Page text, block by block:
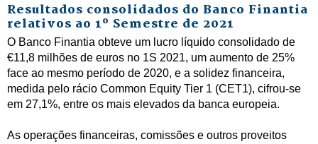
Resultados consolidados do Banco Finantia
relativos ao 1º Semestre de 2021
O Banco Finantia obteve um lucro líquido consolidado de
€11,8 milhões de euros no 1S 2021, um aumento de 25%
face ao mesmo período de 2020, e a solidez financeira,
medida pelo rácio Common Equity Tier 1 (CET1), cifrou-se
em 27,1%, entre os mais elevados da banca europeia.
As operações financeiras, comissões e outros proveitos